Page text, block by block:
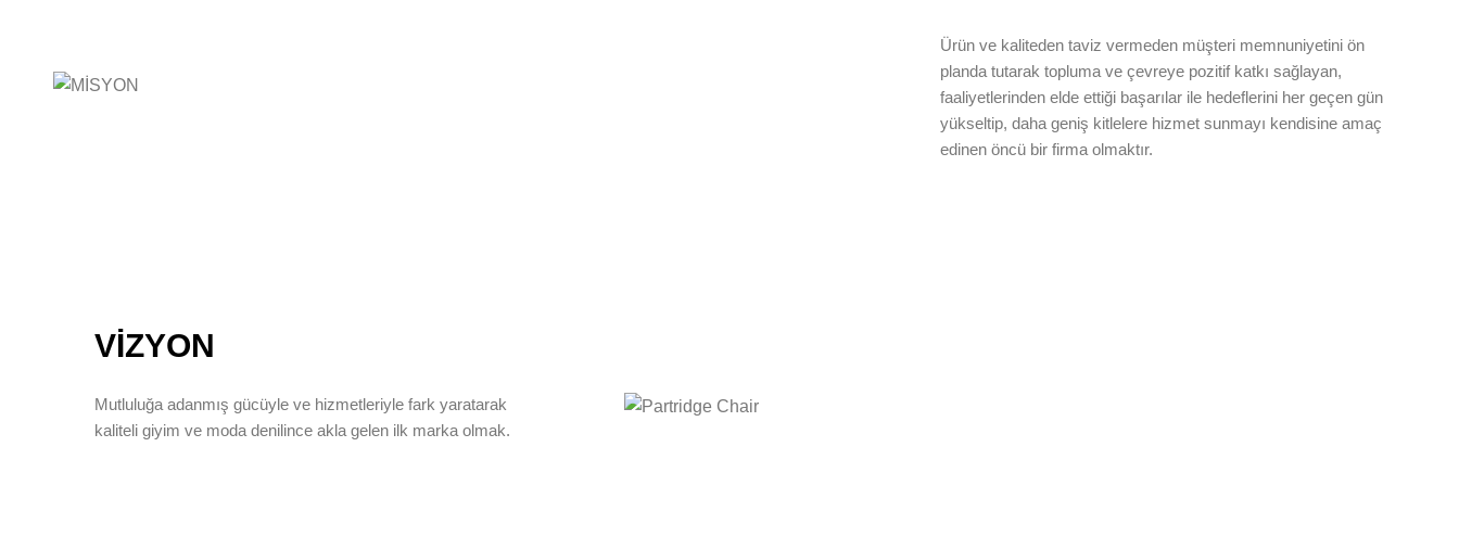
Ürün ve kaliteden taviz vermeden müşteri memnuniyetini ön
planda tutarak topluma ve çevreye pozitif katkı sağlayan,
faaliyetlerinden elde ettiği başarılar ile hedeflerini her geçen gün
yükseltip, daha geniş kitlelere hizmet sunmayı kendisine amaç
edinen öncü bir firma olmaktır.
VİZYON
Mutluluğa adanmış gücüyle ve hizmetleriyle fark yaratarak
kaliteli giyim ve moda denilince akla gelen ilk marka olmak.